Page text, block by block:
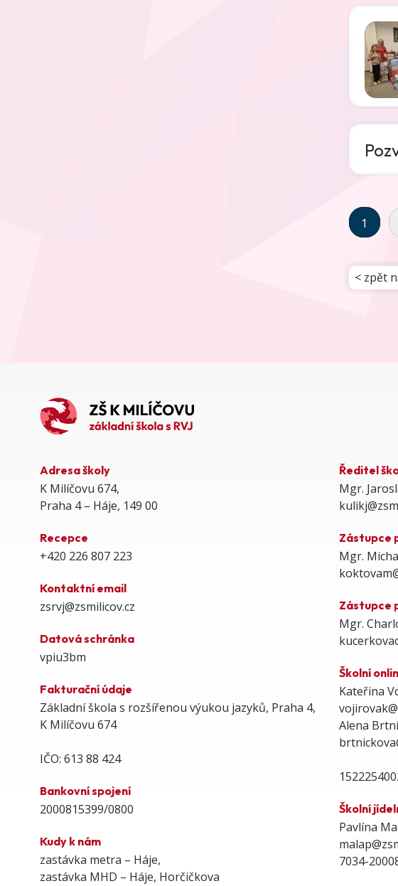
1
< zpět
Adresa školy
K Milíčovu 674,
Praha 4 – Háje, 149 00
Recepce
+420 226 807 223
Kontaktní email
zsrvj@zsmilicov.cz
Datová schránka
vpiu3bm
Fakturační údaje
Základní škola s rozšířenou výukou jazyků, Praha 4,
K Milíčovu 674
IČO: 613 88 424
Bankovní spojení
2000815399/0800
Kudy k nám
zastávka metra – Háje,
zastávka MHD – Háje, Horčičkova
Ředitel
Mgr.
Zástupce
Mgr.
Zástupce
Mgr.
Školní
Kateřina
Alena
Školní
Pavlína
7034-